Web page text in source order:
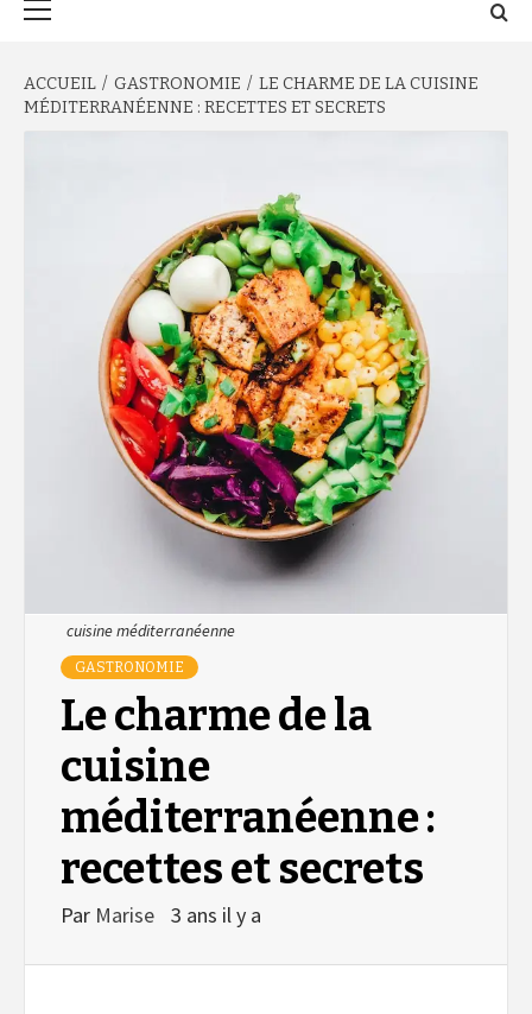
ACCUEIL GASTRONOMIE
LE CHARME DE LA CUISINE
MÉDITERRANÉENNE : RECETTES ET SECRETS
cuisine méditerranéenne
GASTRONOMIE
Le charme de la
cuisine
méditerranéenne :
recettes et secrets
Par Marise 3 ans il y a